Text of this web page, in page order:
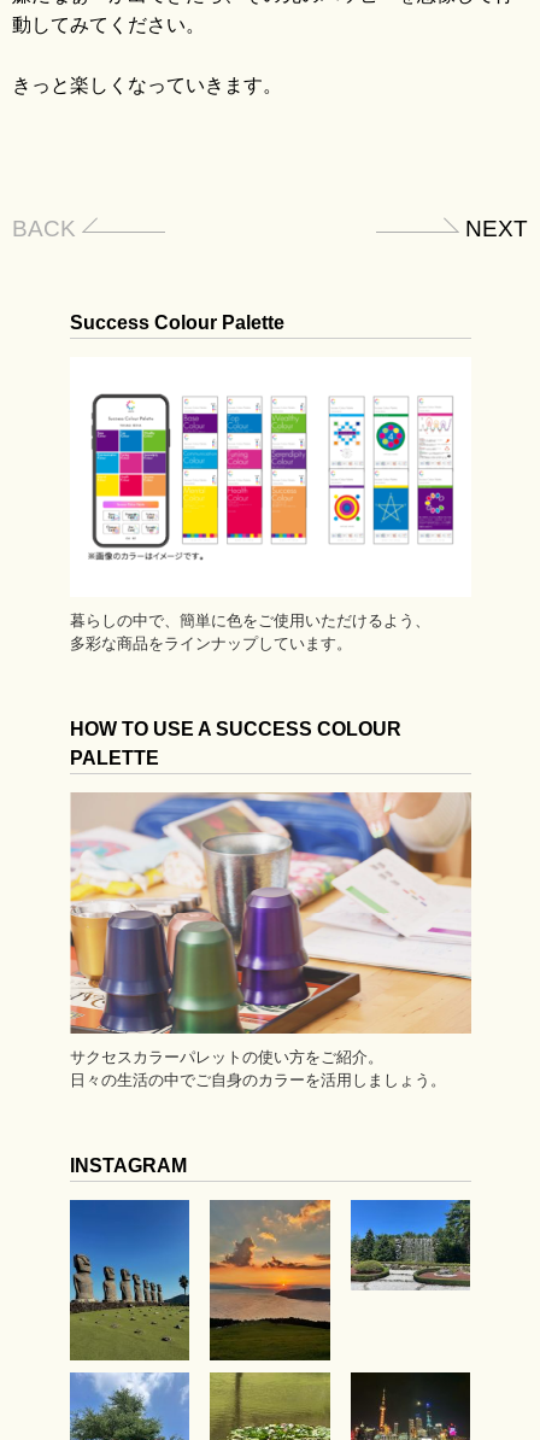
動してみてください。
きっと楽しくなっていきます。
BACK NEXT
Success Colour Palette
暮らしの中で、簡単に色をご使用いただけるよう、
多彩な商品をラインナップしています。
HOW TO USE A SUCCESS COLOUR
PALETTE
サクセスカラーパレットの使い方をご紹介。
日々の生活の中でご自身のカラーを活用しましょう。
INSTAGRAM